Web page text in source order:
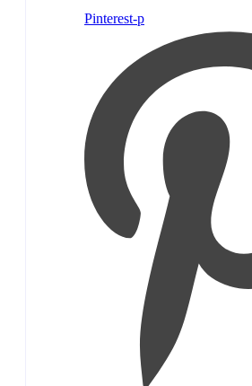
Pinterest-p